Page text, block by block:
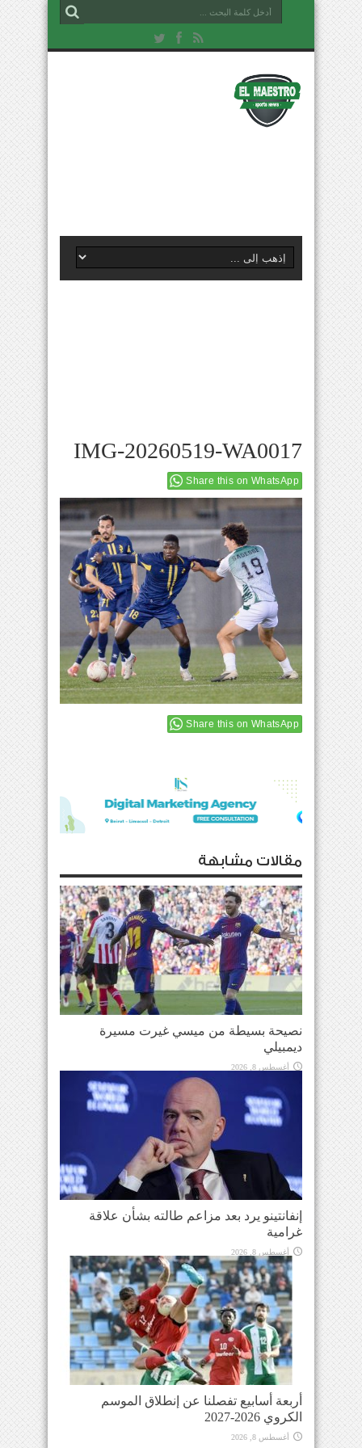
IMG-20260519-WA0017
Share this on WhatsApp
Share this on WhatsApp
مقالات مشابهة
نصيحة بسيطة من ميسي غيرت مسيرة
ديمبيلي
أغسطس 8, 2026
إنفانتينو يرد بعد مزاعم طالته بشأن علاقة
غرامية
أغسطس 8, 2026
أربعة أسابيع تفصلنا عن إنطلاق الموسم
الكروي 2026-2027
أغسطس 8, 2026